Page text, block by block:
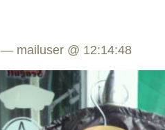
— mailuser @ 12:14:48